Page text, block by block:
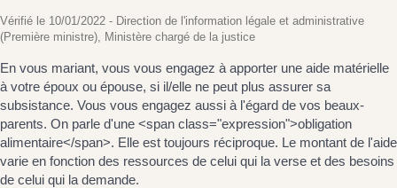
Vérifié le 10/01/2022 - Direction de l'information légale et administrative
(Première ministre), Ministère chargé de la justice
En vous mariant, vous vous engagez à apporter une aide matérielle
à votre époux ou épouse, si il/elle ne peut plus assurer sa
subsistance. Vous vous engagez aussi à l'égard de vos beaux-
parents. On parle d'une <span class="expression">obligation
alimentaire</span>. Elle est toujours réciproque. Le montant de l'aide
varie en fonction des ressources de celui qui la verse et des besoins
de celui qui la demande.